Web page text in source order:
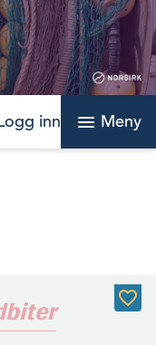
inn menu Meny